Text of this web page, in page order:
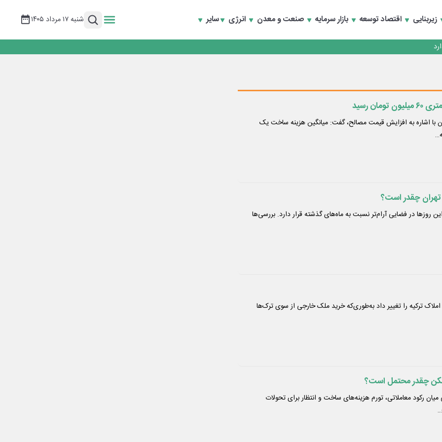
زیربنایی اقتصاد توسعه بازار سرمایه صنعت و معدن انرژی سایر شنبه ۱۷ مرداد ۱۴۰۵
رسید
با اشاره به افزایش قیمت مصالح، گفت: میانگین هزینه ساخت یک
منطقه ۱۷ تهران این روزها در فضایی آرام‌تر نسبت به ماه‌های گذشته قرار دارد. بررسی‌ها
بازار املاک ترکیه را تغییر داد به‌طوری‌که خرید ملک خارجی از سوی ترک‌ها
چقدر محتمل است؟
رکود معاملاتی، تورم هزینه‌های ساخت و انتظار برای تحولات